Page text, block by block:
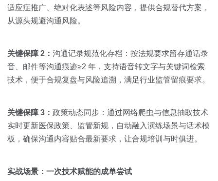
适应症推广、绝对化表述等风险内容，提供合规替代方案，
从源头规避沟通风险。
关键保障 2： 沟通记录规范化存档：按法规要求留存通话录
音、邮件等沟通痕迹≥2 年，支持语音转文字与关键词检索
技术，便于合规复盘与风险追溯，满足行业监管留痕要求。
关键保障 3： 政策动态同步：通过网络爬虫与信息抽取技术
实时更新医保政策、监管新规，自动融入演练场景与话术模
板，确保沟通内容贴合最新要求，让合规培训与时俱进。
实战场景：一次技术赋能的成单尝试